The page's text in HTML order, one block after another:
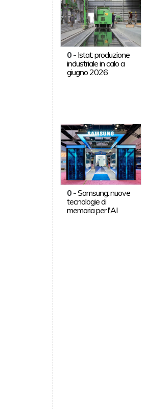
0- Istat: produzione
industriale in calo a
giugno 2026
0-Samsung: nuove
tecnologie di
memoria per l'AI